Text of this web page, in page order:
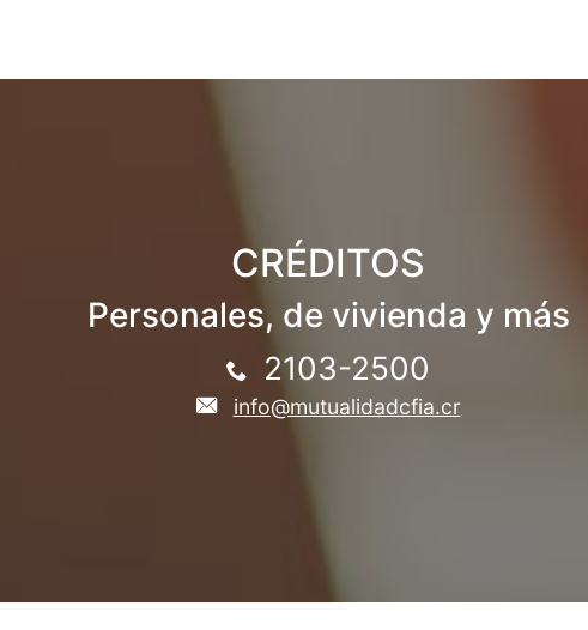
CRÉDITOS
Personales, de vivienda y más
2103-2500
info@mutualidadcfia.cr